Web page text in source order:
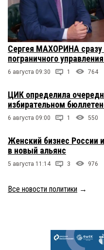
Сергея МАХОРИНА сразу
пограничного
6 августа 09:30 1 764
ЦИК определила
избирательном
6 августа 09:00 1 550
Женский бизнес России
в новый альянс
5 августа 11:14 3 976
Все новости политики →